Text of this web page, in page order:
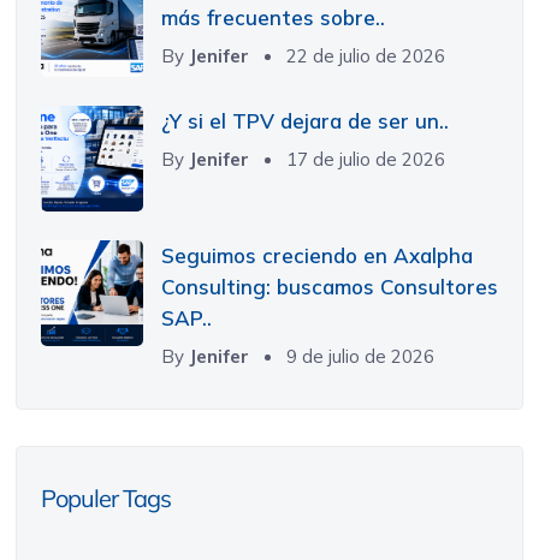
más frecuentes sobre..
By Jenifer 22 de julio de 2026
¿Y si el TPV dejara de ser un..
By Jenifer 17 de julio de 2026
Seguimos creciendo en Axalpha
Consulting: buscamos Consultores
SAP..
By Jenifer 9 de julio de 2026
Populer Tags